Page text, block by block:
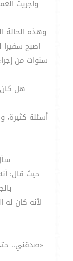
واجريت
وهذه الحالة
اصبح سفيرا
سنوات من
هل
أسئلة كثيرة،
حيث قال:
لأنه كان له
«صدقني..